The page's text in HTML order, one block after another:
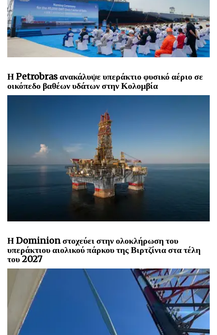
Η Petrobras ανακάλυψε υπεράκτιο φυσικό αέριο σε
οικόπεδο βαθέων υδάτων στην Κολομβία
Η Dominion στοχεύει στην ολοκλήρωση του
υπεράκτιου αιολικού πάρκου της Βιρτζίνια στα τέλη
του 2027